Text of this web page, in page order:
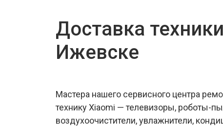
Доставка
Ижевске
Мастера нашего сервисного центра
технику Xiaomi — телевизоры, роботы-
воздухоочистители, увлажнители,